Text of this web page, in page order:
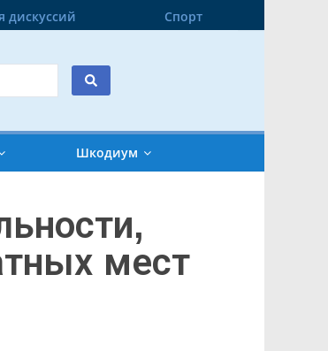
дискуссий Спорт
Шкодиум
мест